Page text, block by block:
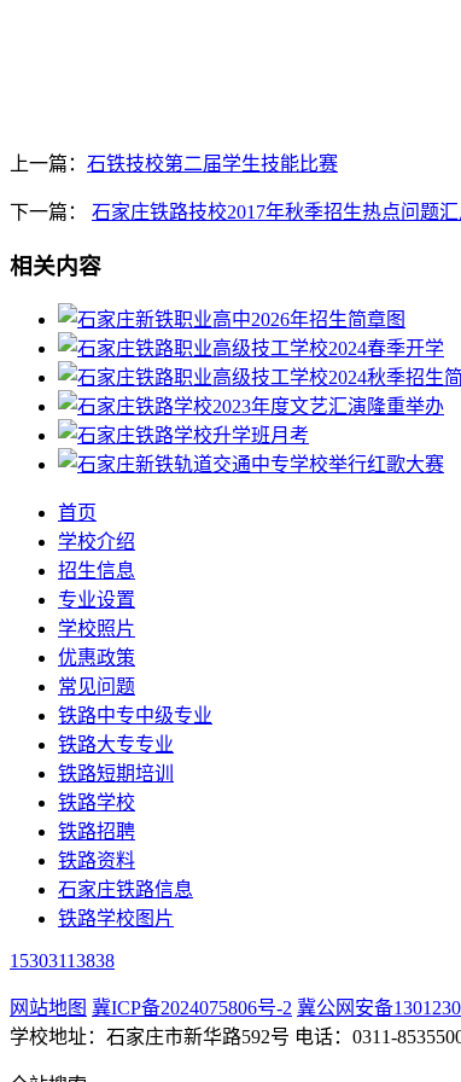
上一篇： 石铁技校第二届学生技能比赛
下一篇： 石家庄铁路技校2017年秋季招生热点问题
相关内容
首页
学校介绍
招生信息
专业设置
学校照片
优惠政策
常见问题
铁路中专中级专业
铁路大专专业
铁路短期培训
铁路学校
铁路招聘
铁路资料
石家庄铁路信息
铁路学校图片
15303113838
网站地图 冀ICP备2024075806号-2 冀公网安备
学校地址：石家庄市新华路592号 电话：0311-